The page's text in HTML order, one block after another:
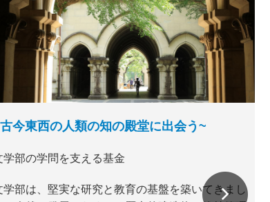
今東西の人類の知の殿堂に出会う~
部の学問を支える基金
部は、堅実な研究と教育の基盤を築いてきまし